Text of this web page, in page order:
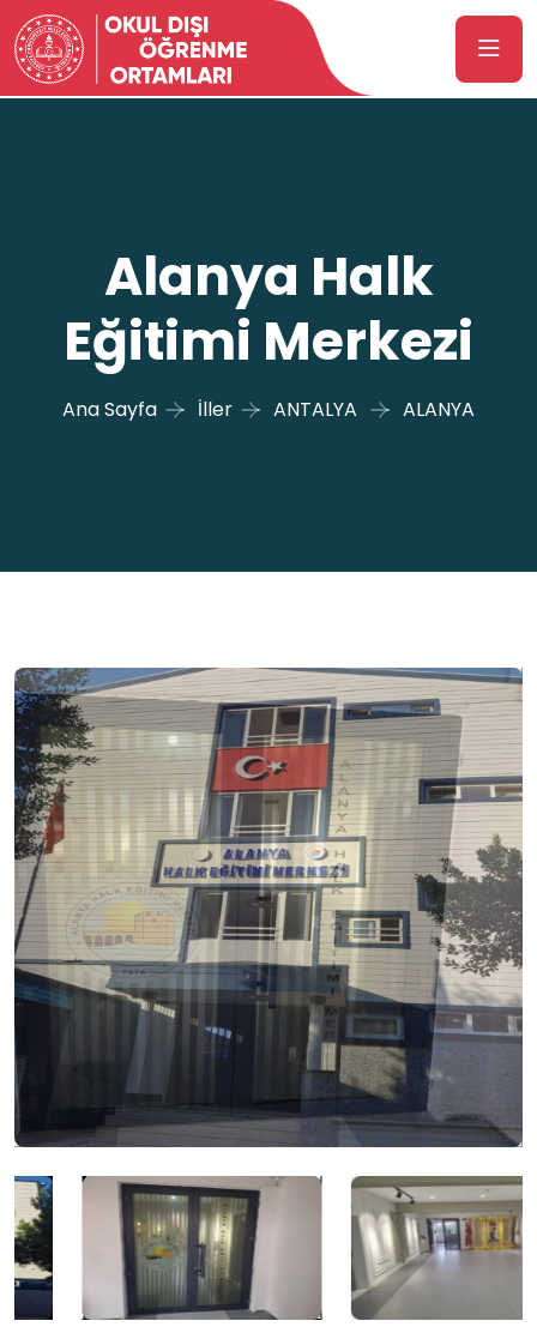
Alanya Halk
Eğitimi Merkezi
Ana Sayfa İller ANTALYA ALANYA